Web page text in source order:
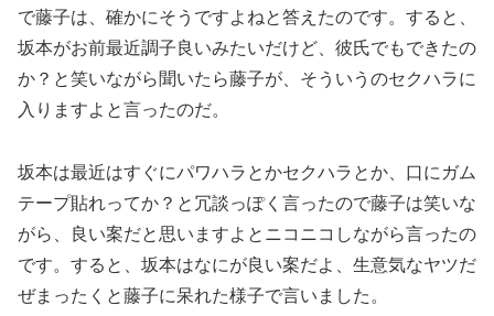
で藤子は、確かにそうですよねと答えたのです。すると、
坂本がお前最近調子良いみたいだけど、彼氏でもできたの
か？と笑いながら聞いたら藤子が、そういうのセクハラに
入りますよと言ったのだ。
坂本は最近はすぐにパワハラとかセクハラとか、口にガム
テープ貼れってか？と冗談っぽく言ったので藤子は笑いな
がら、良い案だと思いますよとニコニコしながら言ったの
です。すると、坂本はなにが良い案だよ、生意気なヤツだ
ぜまったくと藤子に呆れた様子で言いました。